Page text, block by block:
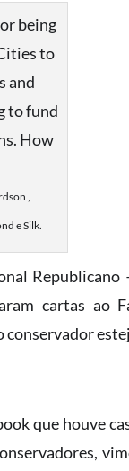
,
e Silk.
cartas ao
conservador
que houve